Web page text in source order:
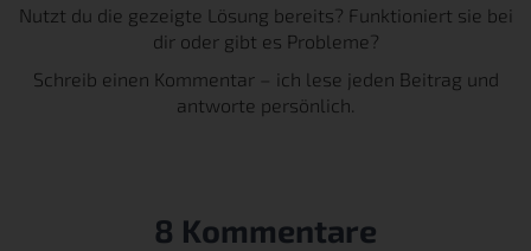
Nutzt du die gezeigte Lösung bereits? Funktioniert sie bei
dir oder gibt es Probleme?
Schreib einen Kommentar – ich lese jeden Beitrag und
antworte persönlich.
8 Kommentare